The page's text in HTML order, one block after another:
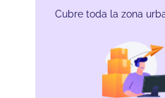
Cubre toda la zona